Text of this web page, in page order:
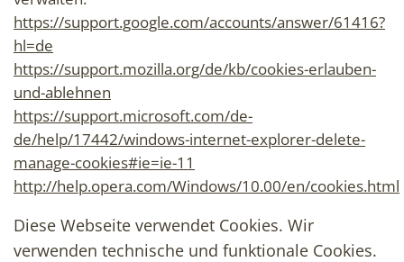
https://support.google.com/accounts/answer/61416?
hl=de
https://support.mozilla.org/de/kb/cookies-erlauben-
und-ablehnen
https://support.microsoft.com/de-
de/help/17442/windows-internet-explorer-delete-
manage-cookies#ie=ie-11
http://help.opera.com/Windows/10.00/en/cookies.html
Diese Webseite verwendet Cookies. Wir
verwenden technische und funktionale Cookies.